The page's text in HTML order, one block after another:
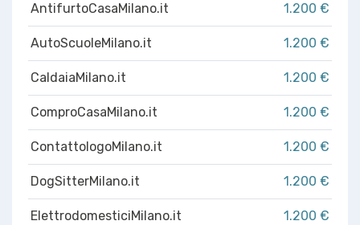
AntifurtoCasaMilano.it 1.200 €
AutoScuoleMilano.it 1.200 €
CaldaiaMilano.it 1.200 €
ComproCasaMilano.it 1.200 €
ContattologoMilano.it 1.200 €
DogSitterMilano.it 1.200 €
ElettrodomesticiMilano.it 1.200 €